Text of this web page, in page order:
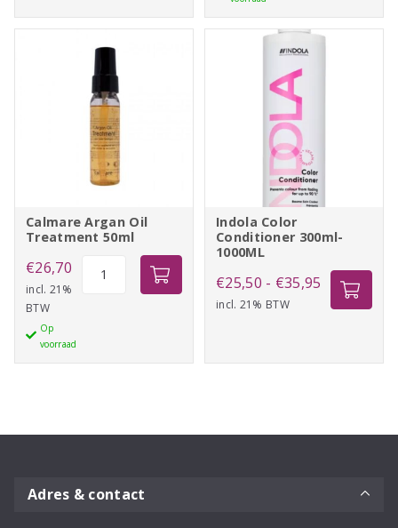
250ml
aantal
Calmare Argan Oil
Treatment 50ml
€26,70
incl. 21%
BTW
Op
voorraad
Indola Color
Conditioner 300ml-
1000ML
€25,50 - €35,95 Prijsklasse:
€25,50
incl. 21% BTW
Adres & contact